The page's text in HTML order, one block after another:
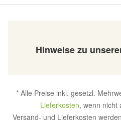
Hinweise zu
* Alle Preise inkl. gesetzl.
Lieferkosten, wenn nicht
Versand- und Lieferkosten